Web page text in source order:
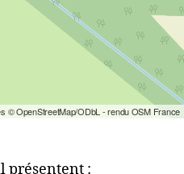
© OpenStreetMap/ODbL - rendu OSM France
présentent :